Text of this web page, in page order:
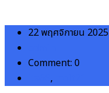
22 พฤศจิกายน 2025
Comment: 0
,